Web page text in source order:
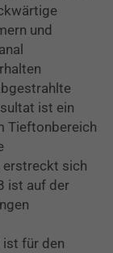
und
ist ein
Tieftonbereich
erstreckt sich
ist auf der
für den